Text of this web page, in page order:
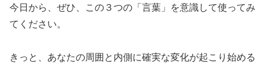
​今日から、ぜひ、この３つの「言葉」を意識して使ってみ
てください。
​きっと、あなたの周囲と内側に確実な変化が起こり始める